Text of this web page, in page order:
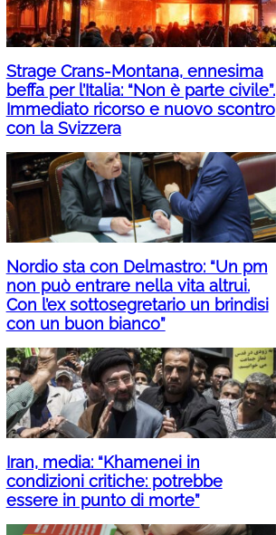
Strage Crans-Montana, ennesima
beffa per l’Italia: “Non è parte civile”.
Immediato ricorso e nuovo scontro
con la Svizzera
Nordio sta con Delmastro: “Un pm
non può entrare nella vita altrui.
Con l’ex sottosegretario un brindisi
con un buon bianco”
Iran, media: “Khamenei in
condizioni critiche: potrebbe
essere in punto di morte”